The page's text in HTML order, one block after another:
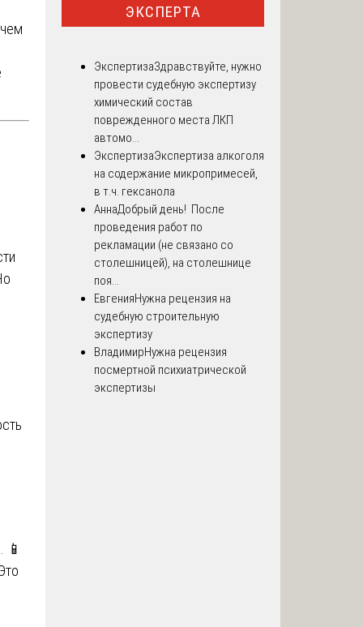
📱
ЭКСПЕРТА
ЭкспертизаЗдравствуйте, нужно
провести судебную экспертизу
химический состав
поврежденного места ЛКП
автомо...
ЭкспертизаЭкспертиза алкоголя
на содержание микропримесей,
в т.ч. гексанола
АннаДобрый день! После
проведения работ по
рекламации (не связано со
столешницей), на столешнице
поя...
ЕвгенияНужна рецензия на
судебную строительную
экспертизу
ВладимирНужна рецензия
посмертной психиатрической
экспертизы